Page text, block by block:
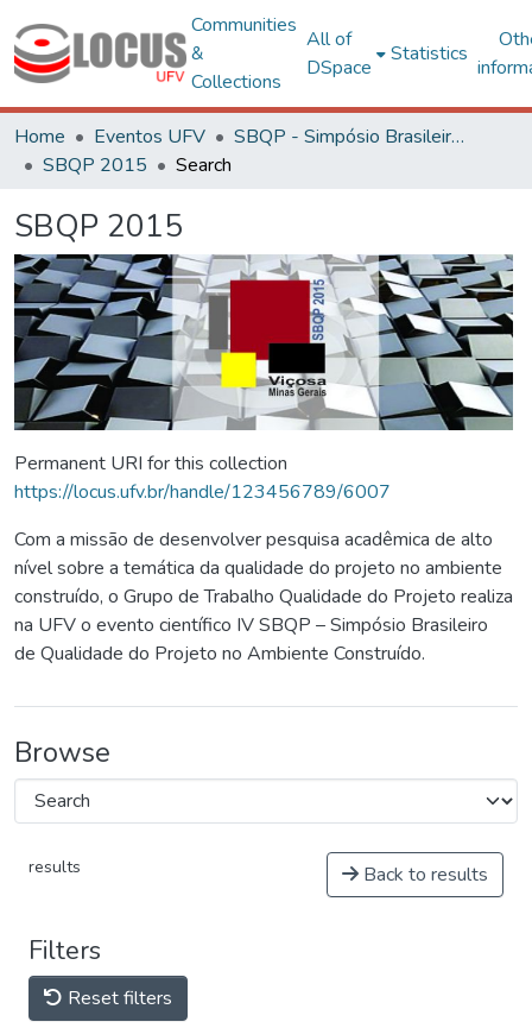
Communities
&
Collections
All of
DSpace
Statistics
Home Eventos UFV
SBQP - Simpósio Brasileiro de Qualidade do Projeto no Ambiente Construído
SBQP 2015
Search
SBQP 2015
Permanent URI for this collection
https://locus.ufv.br/handle/123456789/6007
Com a missão de desenvolver pesquisa acadêmica de alto
nível sobre a temática da qualidade do projeto no ambiente
construído, o Grupo de Trabalho Qualidade do Projeto realiza
na UFV o evento científico IV SBQP – Simpósio Brasileiro
de Qualidade do Projeto no Ambiente Construído.
Browse
results Back to results
Filters
Reset filters